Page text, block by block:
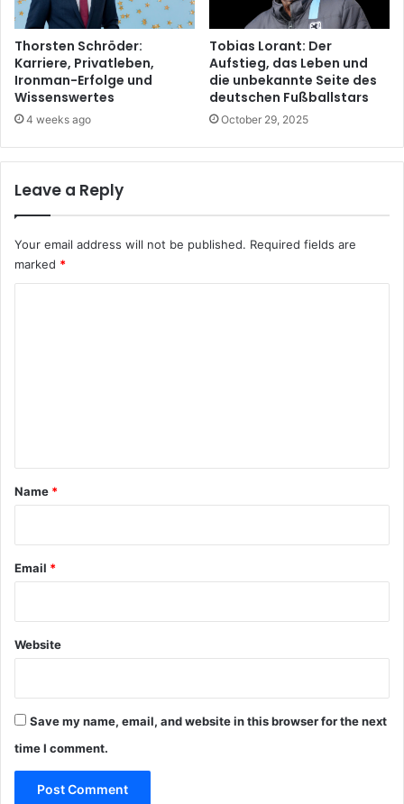
Thorsten Schröder:
Karriere, Privatleben,
Ironman-Erfolge und
Wissenswertes
4 weeks ago
Tobias Lorant: Der
Aufstieg, das Leben und
die unbekannte Seite des
deutschen Fußballstars
October 29, 2025
Leave a Reply
Your email address will not be published. Required fields are
marked *
*
Name *
Email *
Website
Save my name, email, and website in this browser for the next
time I comment.